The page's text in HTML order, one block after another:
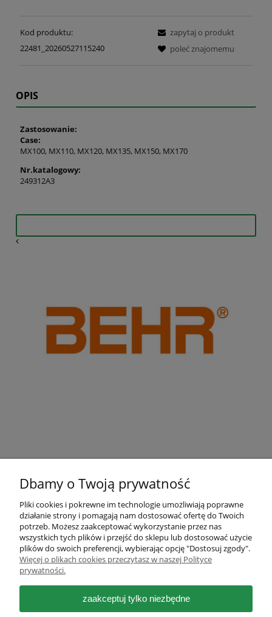
Kod produktu:
22481_20260527115240
zapytaj o produkt
poleć znajomemu
OPIS
Zastosowanie:
Case:
MX100, MX110, MX120, MX135, MX150, MX170
Nr.katalogowy:
249312A3
Pomoc
Moje konto
Płatności i dostawa
Dbamy o Twoją prywatność
Pliki cookies i pokrewne im technologie umożliwiają poprawne
działanie strony i pomagają nam dostosować ofertę do Twoich
potrzeb. Możesz zaakceptować wykorzystanie przez nas
wszystkich tych plików i przejść do sklepu lub dostosować użycie
plików do swoich preferencji, wybierając opcję "Dostosuj zgody".
Więcej o plikach cookies przeczytasz w naszej Polityce
prywatności.
zaakceptuj tylko niezbędne